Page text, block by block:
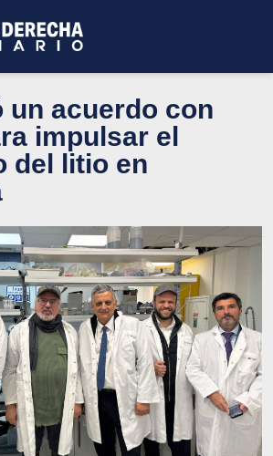
un acuerdo con
impulsar el
del litio en